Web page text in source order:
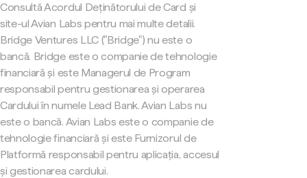
Consultă Acordul Deținătorului de Card și
site-ul Avian Labs pentru mai multe detalii.
Bridge Ventures LLC ("Bridge") nu este o
bancă. Bridge este o companie de tehnologie
financiară și este Managerul de Program
responsabil pentru gestionarea și operarea
Cardului în numele Lead Bank. Avian Labs nu
este o bancă. Avian Labs este o companie de
tehnologie financiară și este Furnizorul de
Platformă responsabil pentru aplicația, accesul
și gestionarea cardului.